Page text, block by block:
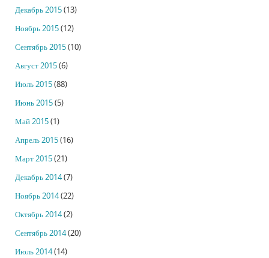
Декабрь 2015(13)
Ноябрь 2015(12)
Сентябрь 2015(10)
Август 2015(6)
Июль 2015(88)
Июнь 2015(5)
Май 2015(1)
Апрель 2015(16)
Март 2015(21)
Декабрь 2014(7)
Ноябрь 2014(22)
Октябрь 2014(2)
Сентябрь 2014(20)
Июль 2014(14)